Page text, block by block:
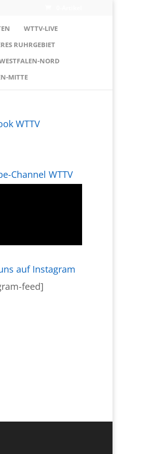
WTTV-LIVE
RUHRGEBIET
NORD
MITTE
WTTV
Channel WTTV
auf Instagram
feed]